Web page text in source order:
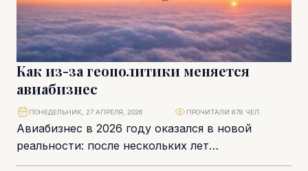
Как из-за геополитики меняется
авиабизнес
Авиабизнес в 2026 году оказался в новой
реальности: после нескольких лет
турбулентности отрасль пытается найти баланс,
ПОНЕДЕЛЬНИК, 27 АПРЕЛЯ, 2026 ПРОЧИТАЛИ 878 ЧЕЛ.